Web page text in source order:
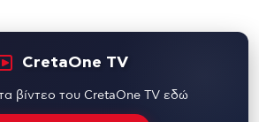
CretaOne TV
βίντεο του CretaOne TV εδώ